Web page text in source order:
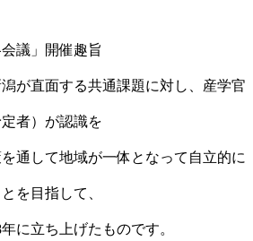
議」開催趣旨
が直面する共通課題に対し、産学官
者）が認識を
通して地域が一体となって自立的に
を目指して、
に立ち上げたものです。